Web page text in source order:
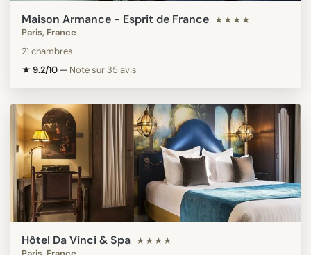
Maison Armance - Esprit de France ★★★★
Paris, France
21 chambres
★ 9.2/10 — Note sur 35 avis
Hôtel Da Vinci & Spa ★★★★